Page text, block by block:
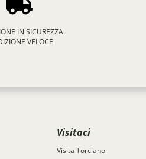
IN SICUREZZA
VELOCE
Visitaci
Visita Torciano